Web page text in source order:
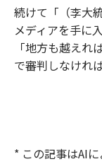
続けて「（李大
メディアを手に
「地方も越え
で審判しなけれ
* この記事はAIに